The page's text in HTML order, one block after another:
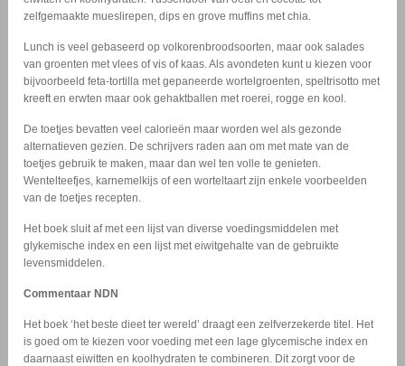
zelfgemaakte mueslirepen, dips en grove muffins met chia.
Lunch is veel gebaseerd op volkorenbroodsoorten, maar ook salades
van groenten met vlees of vis of kaas. Als avondeten kunt u kiezen voor
bijvoorbeeld feta-tortilla met gepaneerde wortelgroenten, speltrisotto met
kreeft en erwten maar ook gehaktballen met roerei, rogge en kool.
De toetjes bevatten veel calorieën maar worden wel als gezonde
alternatieven gezien. De schrijvers raden aan om met mate van de
toetjes gebruik te maken, maar dan wel ten volle te genieten.
Wentelteefjes, karnemelkijs of een worteltaart zijn enkele voorbeelden
van de toetjes recepten.
Het boek sluit af met een lijst van diverse voedingsmiddelen met
glykemische index en een lijst met eiwitgehalte van de gebruikte
levensmiddelen.
Commentaar NDN
Het boek ‘het beste dieet ter wereld’ draagt een zelfverzekerde titel. Het
is goed om te kiezen voor voeding met een lage glycemische index en
daarnaast eiwitten en koolhydraten te combineren. Dit zorgt voor de